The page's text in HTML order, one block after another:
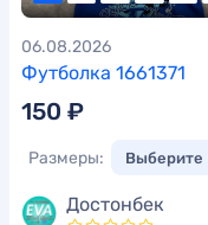
Футболка 1661371
06.08.2026
150 ₽
Размеры:
Достонбек